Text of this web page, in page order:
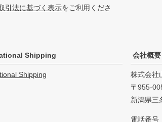
引法に基づく表示をご利用くださ
Shipping
Shipping
会社概要
株式会社
955-
新潟県三
電話番号